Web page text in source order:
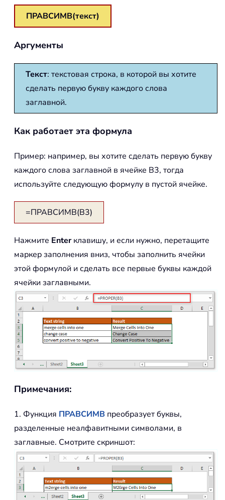
ПРАВСИМВ(текст)
Аргументы
Текст: текстовая строка, в которой вы хотите
сделать первую букву каждого слова
заглавной.
Как работает эта формула
Пример: например, вы хотите сделать первую букву
каждого слова заглавной в ячейке B3, тогда
используйте следующую формулу в пустой ячейке.
=ПРАВСИМВ(B3)
Нажмите Enterклавишу, и если нужно, перетащите
маркер заполнения вниз, чтобы заполнить ячейки
этой формулой и сделать все первые буквы каждой
ячейки заглавными.
Примечания:
1. Функция ПРАВСИМВ преобразует буквы,
разделенные неалфавитными символами, в
заглавные. Смотрите скриншот: